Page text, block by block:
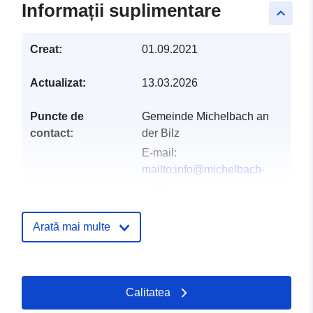
keyboard_arrow_up
Informații suplimentare
Creat: 01.09.2021
Actualizat: 13.03.2026
Puncte de
contact:
Gemeinde Michelbach an
der Bilz
E-mail:
mailto:info@michelbach-
http://www.michelbach-
bilz.de
Arată mai multe
Calitatea